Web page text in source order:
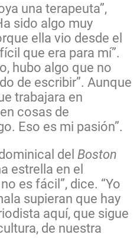
una terapeuta”,
sido algo muy
ella vio desde el
que era para mí”.
hubo algo que no
de escribir”. Aunque
trabajara en
cosas de
Eso es mi pasión”.
del Boston
estrella en el
es fácil”, dice. “Yo
supieran que hay
aquí, que sigue
de nuestra